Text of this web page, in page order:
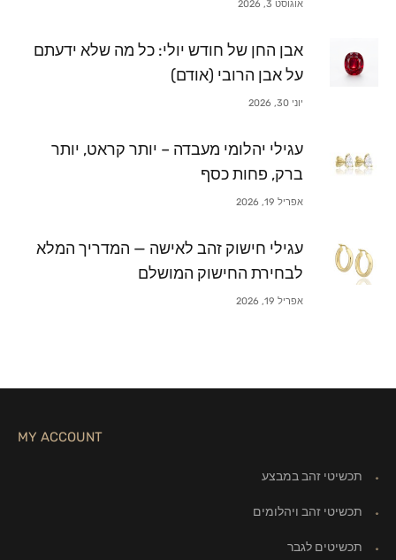
אוגוסט 3, 2026
אבן החן של חודש יולי: כל מה שלא ידעתם
על אבן הרובי (אודם)
יוני 30, 2026
עגילי יהלומי מעבדה – יותר קראט, יותר
ברק, פחות כסף
אפריל 19, 2026
עגילי חישוק זהב לאישה — המדריך המלא
לבחירת החישוק המושלם
אפריל 19, 2026
MY ACCOUNT
תכשיטי זהב במבצע
תכשיטי זהב ויהלומים
תכשיטים לגבר